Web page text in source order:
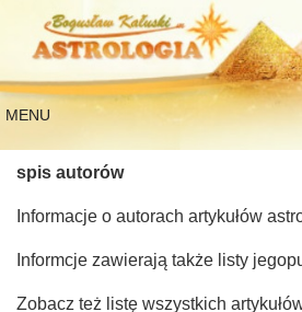
MENU
spis autorów
Informacje o autorach artykułów
Informcje zawierają także listy
Zobacz też listę wszystkich